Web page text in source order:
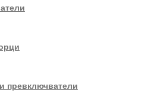
превключватели